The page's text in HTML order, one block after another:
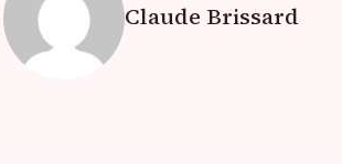
Claude Brissard